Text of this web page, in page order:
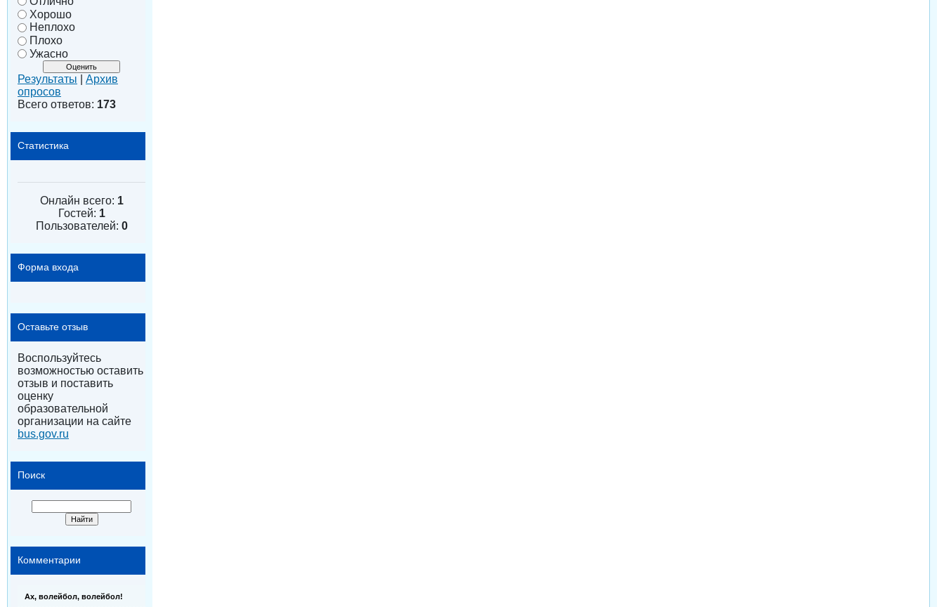
Хорошо
Неплохо
Плохо
Ужасно
Результаты
Архив
опросов
Всего ответов: 173
Статистика
Онлайн всего: 1
Гостей: 1
Пользователей: 0
Форма входа
Оставьте отзыв
Воспользуйтесь
возможностью оставить
отзыв и поставить
оценку
образовательной
организации на сайте
bus.gov.ru
Поиск
Комментарии
Ах, волейбол, волейбол!